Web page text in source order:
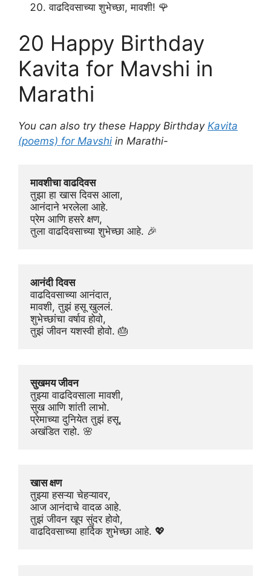
वाढदिवसाच्या शुभेच्छा, मावशी! 🌹
20 Happy Birthday
Kavita for Mavshi in
Marathi
You can also try these Happy Birthday Kavita
(poems) for Mavshi in Marathi-
मावशीचा वाढदिवस
तुझा हा खास दिवस आला,
आनंदाने भरलेला आहे.
प्रेम आणि हसरे क्षण,
तुला वाढदिवसाच्या शुभेच्छा आहे. 🎉
आनंदी दिवस
वाढदिवसाच्या आनंदात,
मावशी, तुझं हसू खुललं.
शुभेच्छांचा वर्षाव होवो,
तुझं जीवन यशस्वी होवो. 🎂
सुखमय जीवन
तुझ्या वाढदिवसाला मावशी,
सुख आणि शांती लाभो.
प्रेमाच्या दुनियेत तुझं हसू,
अखंडित राहो. 🌸
खास क्षण
तुझ्या हसऱ्या चेहऱ्यावर,
आज आनंदाचे वादळ आहे.
तुझं जीवन खूप सुंदर होवो,
वाढदिवसाच्या हार्दिक शुभेच्छा आहे. 💖